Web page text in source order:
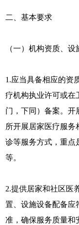
二、基本要求
（一）机构资质、设
1.应当具备相应的资
疗机构执业许可或在
门，下同）备案。开
所开展居家医疗服务
诊等服务方式，重点
等。
2.提供居家和社区医
置、设施设备配备应
准，确保服务质量和